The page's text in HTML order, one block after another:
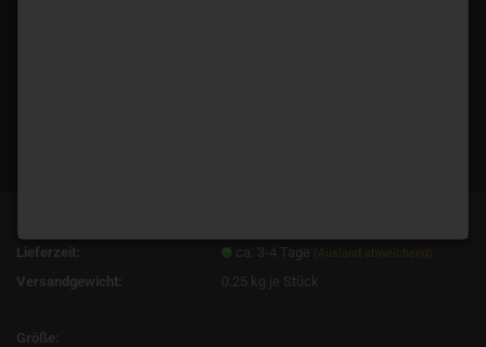
Lieferzeit:
ca. 3-4 Tage (Ausland abweichend)
Versandgewicht: 0.25 kg je Stück
Größe: